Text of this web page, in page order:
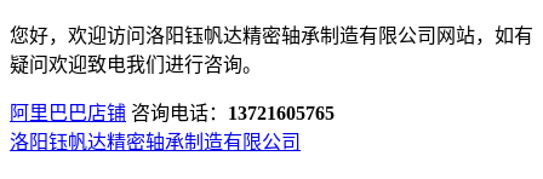
您好，欢迎访问洛阳钰帆达精密轴承制造有限公司网站，如有
疑问欢迎致电我们进行咨询。
阿里巴巴店铺 咨询电话： 13721605765
洛阳钰帆达精密轴承制造有限公司